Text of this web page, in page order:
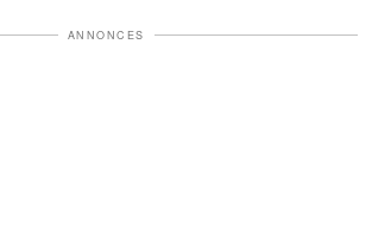
ANNONCES